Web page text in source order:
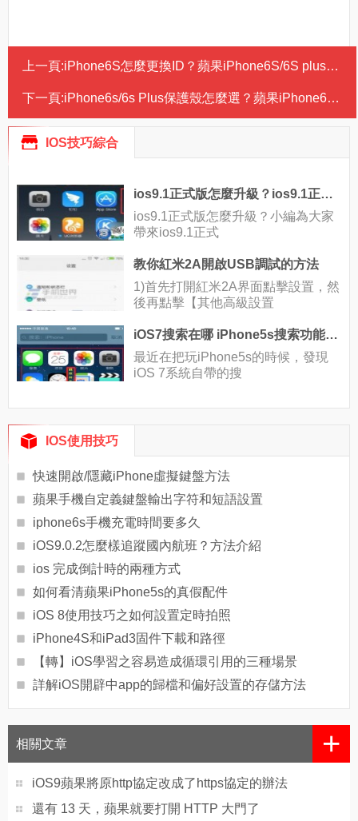
上一頁:iPhone6S怎麼更換ID？蘋果iPhone6S/6S plus更改Apple id圖文教程
下一頁:iPhone6s/6s Plus保護殼怎麼選？蘋果iPhone6s/6s Plus配件選購指南
IOS技巧綜合
ios9.1正式版怎麼升級？ios9.1正式版升級方法
ios9.1正式版怎麼升級？小編為大家
帶來ios9.1正式
教你紅米2A開啟USB調試的方法
1)首先打開紅米2A界面點擊設置，然
後再點擊【其他高級設置
iOS7搜索在哪 iPhone5s搜索功能使用方法
最近在把玩iPhone5s的時候，發現
iOS 7系統自帶的搜
IOS使用技巧
快速開啟/隱藏iPhone虛擬鍵盤方法
蘋果手機自定義鍵盤輸出字符和短語設置
iphone6s手機充電時間要多久
iOS9.0.2怎麼樣追蹤國內航班？方法介紹
ios 完成倒計時的兩種方式
如何看清蘋果iPhone5s的真假配件
iOS 8使用技巧之如何設置定時拍照
iPhone4S和iPad3固件下載和路徑
【轉】iOS學習之容易造成循環引用的三種場景
詳解iOS開辟中app的歸檔和偏好設置的存儲方法
相關文章 +
iOS9蘋果將原http協定改成了https協定的辦法
還有 13 天，蘋果就要打開 HTTP 大門了